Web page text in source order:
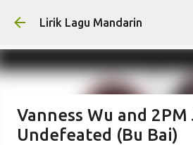
Skip to main
Lirik Lagu Mandarin
Vanness Wu and 2PM
Undefeated (Bu Bai)